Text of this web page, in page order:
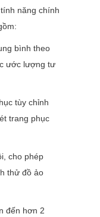
năng chính
bình theo
ước lượng tư
tùy chỉnh
trang phục
cho phép
thử đồ ảo
đến hơn 2